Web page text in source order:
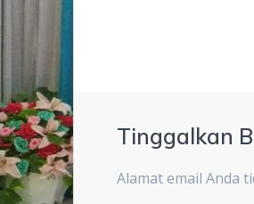
Tinggalkan
Alamat email Anda